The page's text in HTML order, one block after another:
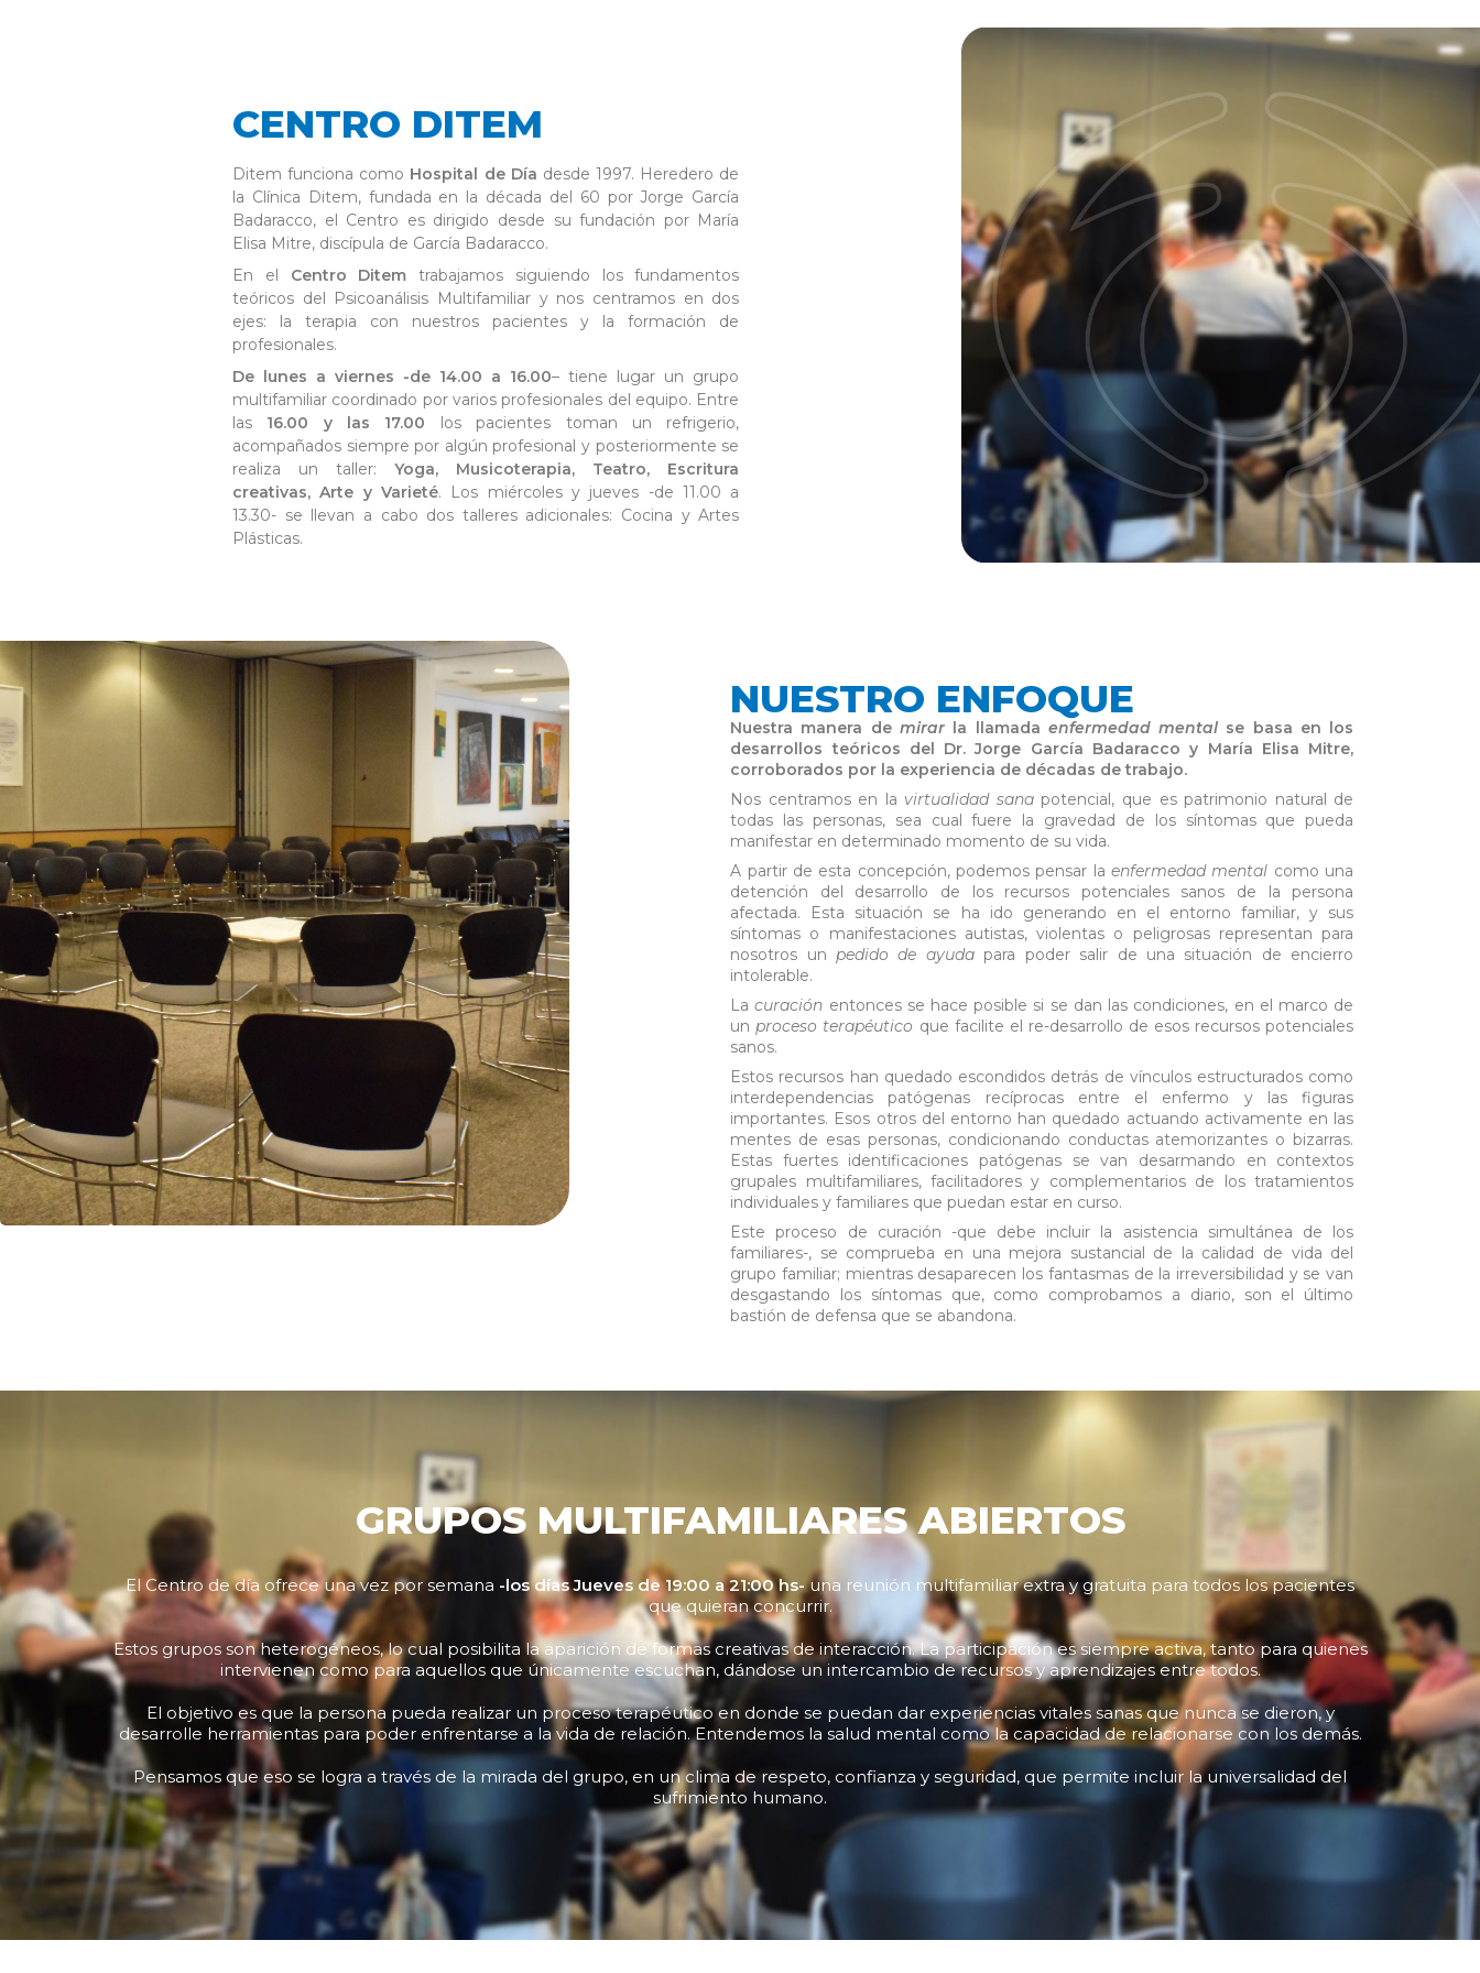
CENTRO DITEM
Ditem funciona como Hospital de Día desde 1997. Heredero de
la Clínica Ditem, fundada en la década del 60 por Jorge García
Badaracco, el Centro es dirigido desde su fundación por María
Elisa Mitre, discípula de García Badaracco.
En el Centro Ditem trabajamos siguiendo los fundamentos
teóricos del Psicoanálisis Multifamiliar y nos centramos en dos
ejes: la terapia con nuestros pacientes y la formación de
profesionales.
De lunes a viernes -de 14.00 a 16.00– tiene lugar un grupo
multifamiliar coordinado por varios profesionales del equipo. Entre
las 16.00 y las 17.00 los pacientes toman un refrigerio,
acompañados siempre por algún profesional y posteriormente se
realiza un taller:Yoga, Musicoterapia, Teatro, Escritura
creativas, Arte y Varieté. Los miércoles y jueves -de 11.00 a
13.30- se llevan a cabo dos talleres adicionales: Cocina y Artes
Plásticas.
NUESTRO ENFOQUE
Nuestra manera demirar la llamada enfermedad mental se basa en los
desarrollos teóricos del Dr. Jorge García Badaracco y María Elisa Mitre,
corroborados por la experiencia de décadas de trabajo.
Nos centramos en la virtualidad sanapotencial, que es patrimonio natural de
todas las personas, sea cual fuere la gravedad de los síntomas que pueda
manifestar en determinado momento de su vida.
A partir de esta concepción, podemos pensar laenfermedad mental como una
detención del desarrollo de los recursos potenciales sanos de la persona
afectada. Esta situación se ha ido generando en el entorno familiar, y sus
síntomas o manifestaciones autistas, violentas o peligrosas representan para
nosotros un pedido de ayuda para poder salir de una situación de encierro
intolerable.
Lacuración entonces se hace posible si se dan las condiciones, en el marco de
unproceso terapéutico que facilite el re-desarrollo de esos recursos potenciales
sanos.
Estos recursos han quedado escondidos detrás de vínculos estructurados como
interdependencias patógenas recíprocas entre el enfermo y las figuras
importantes. Esos otros del entorno han quedado actuando activamente en las
mentes de esas personas, condicionando conductas atemorizantes o bizarras.
Estas fuertes identificaciones patógenas se van desarmando en contextos
grupales multifamiliares, facilitadores y complementarios de los tratamientos
individuales y familiares que puedan estar en curso.
Este proceso de curación -que debe incluir la asistencia simultánea de los
familiares-, se comprueba en una mejora sustancial de la calidad de vida del
grupo familiar; mientras desaparecen los fantasmas de la irreversibilidad y se van
desgastando los síntomas que, como comprobamos a diario, son el último
bastión de defensa que se abandona.
GRUPOS MULTIFAMILIARES ABIERTOS
El Centro de día ofrece una vez por semana -los días Jueves de 19:00 a 21:00 hs-una reunión multifamiliar extra y gratuita para todos los pacientes
que quieran concurrir.
Estos grupos son heterogéneos, lo cual posibilita la aparición de formas creativas de interacción. La participación es siempre activa, tanto para quienes
intervienen como para aquellos que únicamente escuchan, dándose un intercambio de recursos y aprendizajes entre todos.
El objetivo es que la persona pueda realizar un proceso terapéutico en donde se puedan dar experiencias vitales sanas que nunca se dieron, y
desarrolle herramientas para poder enfrentarse a la vida de relación. Entendemos la salud mental como la capacidad de relacionarse con los demás.
Pensamos que eso se logra a través de la mirada del grupo, en un clima de respeto, confianza y seguridad, que permite incluir la universalidad del
sufrimiento humano.